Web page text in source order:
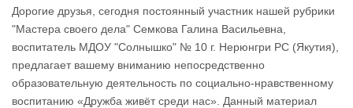
Дорогие друзья, сегодня постоянный участник нашей рубрики
"Мастера своего дела" Семкова Галина Васильевна,
воспитатель МДОУ "Солнышко" № 10 г. Нерюнгри РС (Якутия),
предлагает вашему вниманию непосредственно
образовательную деятельность по социально-нравственному
воспитанию «Дружба живёт среди нас». Данный материал